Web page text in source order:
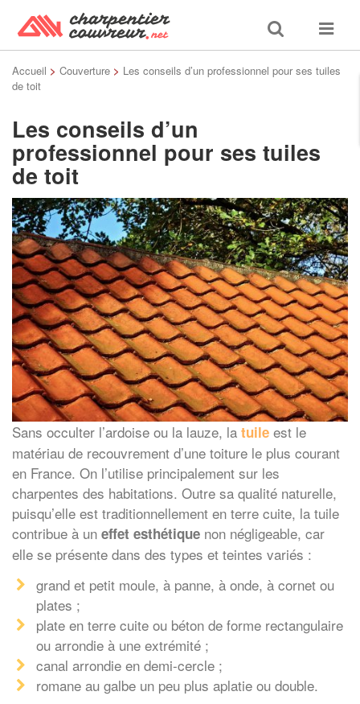
Toggle
search
Toggle
Accueil > Couverture > Les conseils d’un professionnel pour ses tuiles
de toit
Les conseils d’un
professionnel pour ses tuiles
de toit
Sans occulter l’ardoise ou la lauze, la tuile est le
matériau de recouvrement d’une toiture le plus courant
en France. On l’utilise principalement sur les
charpentes des habitations. Outre sa qualité naturelle,
puisqu’elle est traditionnellement en terre cuite, la tuile
contribue à un effet esthétique non négligeable, car
elle se présente dans des types et teintes variés :
grand et petit moule, à panne, à onde, à cornet ou
plates ;
plate en terre cuite ou béton de forme rectangulaire
ou arrondie à une extrémité ;
canal arrondie en demi-cercle ;
romane au galbe un peu plus aplatie ou double.